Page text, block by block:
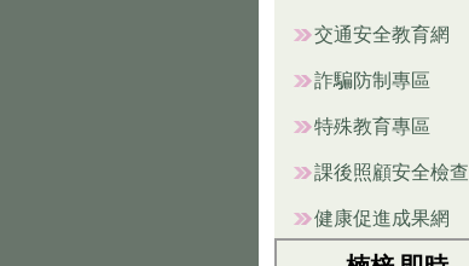
交通安全教育網
詐騙防制專區
特殊教育專區
課後照顧安全檢查
健康促進成果網